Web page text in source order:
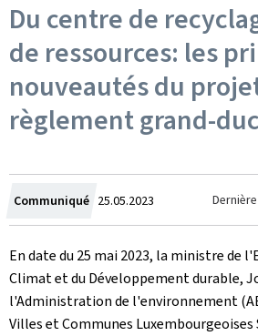
Du centre de
de ressources: les
nouveautés du
règlement grand-
Communiqué Crée
le
25.05.2023
En date du 25 mai 2023, la ministre de
Climat et du Développement durable,
l'Administration de l'environnement
Villes et Communes Luxembourgeoises